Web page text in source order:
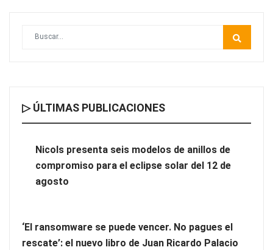
eclipse solar del 12 de agosto
‘El ransomware se puede vencer. No pagues el rescate’: el
▷ ÚLTIMAS PUBLICACIONES
Nicols presenta seis modelos de anillos de
compromiso para el eclipse solar del 12 de
agosto
‘El ransomware se puede vencer. No pagues el
rescate’: el nuevo libro de Juan Ricardo Palacio